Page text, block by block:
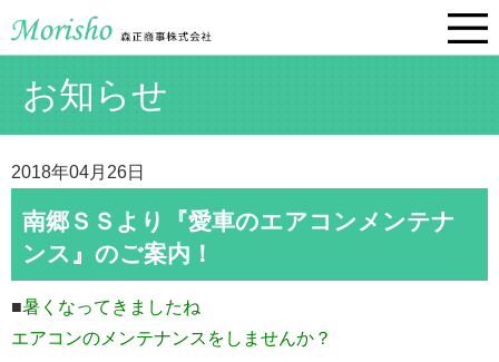
お知らせ
2018年04月26日
南郷ＳＳより『愛車のエアコンメンテナ
ンス』のご案内！
■暑くなってきましたね
エアコンのメンテナンスをしませんか？